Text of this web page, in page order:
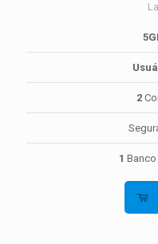
2
1